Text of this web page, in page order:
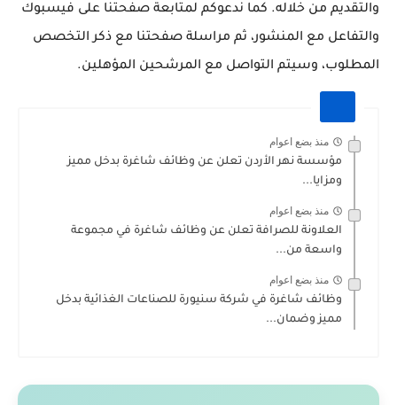
والتقديم من خلاله. كما ندعوكم لمتابعة صفحتنا على فيسبوك
والتفاعل مع المنشور، ثم مراسلة صفحتنا مع ذكر التخصص
المطلوب، وسيتم التواصل مع المرشحين المؤهلين.
منذ بضع اعوام
مؤسسة نهر الأردن تعلن عن وظائف شاغرة بدخل مميز
ومزايا...
منذ بضع اعوام
العلاونة للصرافة تعلن عن وظائف شاغرة في مجموعة
واسعة من...
منذ بضع اعوام
وظائف شاغرة في شركة سنيورة للصناعات الغذائية بدخل
مميز وضمان...